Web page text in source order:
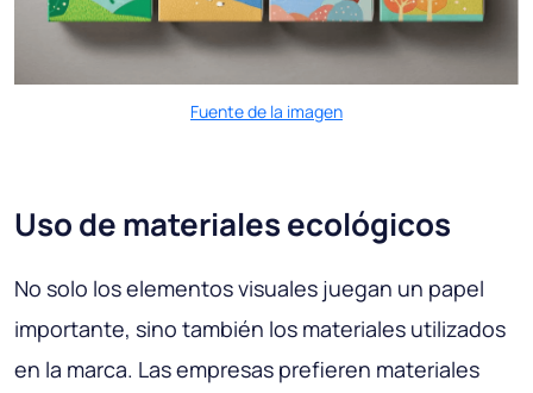
Fuente de la imagen
Uso de materiales ecológicos
No solo los elementos visuales juegan un papel
importante, sino también los materiales utilizados
en la marca. Las empresas prefieren materiales